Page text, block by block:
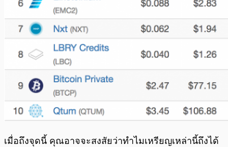
เมื่อถึงจุดนี้ คุณอาจจะสงสัยว่าทำไมเหรียญเหล่านี้ถึงได้